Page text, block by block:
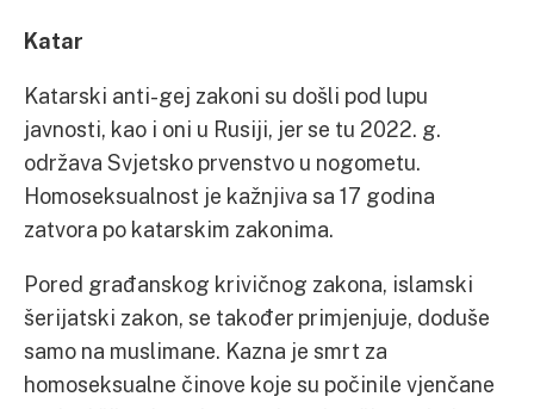
Katar
Katarski anti-gej zakoni su došli pod lupu
javnosti, kao i oni u Rusiji, jer se tu 2022. g.
održava Svjetsko prvenstvo u nogometu.
Homoseksualnost je kažnjiva sa 17 godina
zatvora po katarskim zakonima.
Pored građanskog krivičnog zakona, islamski
šerijatski zakon, se također primjenjuje, doduše
samo na muslimane. Kazna je smrt za
homoseksualne činove koje su počinile vjenčane